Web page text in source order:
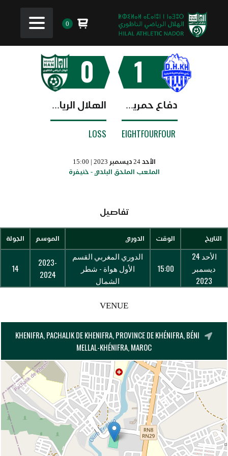
0
1
دفاع حمرية خنيفرة
EIGHTFOURFOUR
0
الهلال الرياضي الناظوري
LOSS
الأحد 24 ديسمبر 2023 | 15:00
الملعب الملحق البلدي - خنيفرة
تفاصيل
التاريخ الوقت الدوري الموسم الجولة
الأحد 24
ديسمبر
2023
15:00
الدوري المغربي القسم
الأول هواة - شطر
الشمال
2023-
2024
14
VENUE
KHENIFRA, PACHALIK DE KHENIFRA, PROVINCE DE KHÉNIFRA, BÉNI
MELLAL-KHÉNIFRA, MAROC